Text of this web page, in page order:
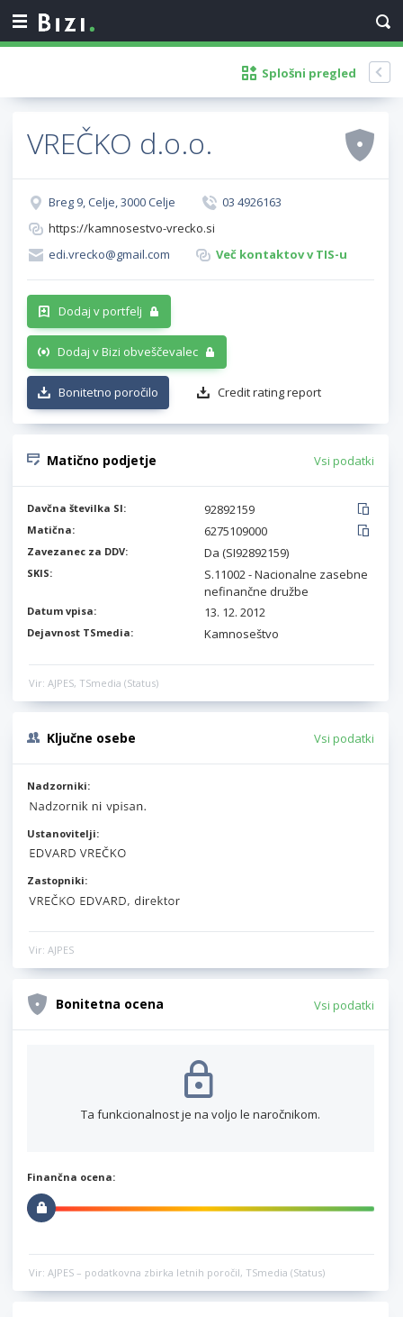
Splošni pregled
VREČKO d.o.o.
Breg 9, Celje, 3000 Celje
03 4926163
https://kamnosestvo-vrecko.si
edi.vrecko@gmail.com
Več kontaktov v TIS-u
Dodaj v portfelj
Dodaj v Bizi obveščevalec
Bonitetno poročilo Credit rating report
Matično podjetje Vsi podatki
Davčna številka SI: 92892159
Matična: 6275109000
Zavezanec za DDV: Da (SI92892159)
SKIS:
S.11002 - Nacionalne zasebne
nefinančne družbe
Datum vpisa: 13. 12. 2012
Dejavnost TSmedia: Kamnoseštvo
Vir: AJPES, TSmedia (Status)
Ključne osebe Vsi podatki
Nadzorniki:
Ustanovitelji:
Zastopniki:
Vir: AJPES
Bonitetna ocena Vsi podatki
Ta funkcionalnost je na voljo le naročnikom.
Finančna ocena:
Vir: AJPES – podatkovna zbirka letnih poročil, TSmedia (Status)